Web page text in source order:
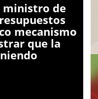
ministro de
mecanismo
que la